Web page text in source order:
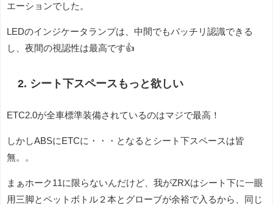
エーションでした。
LEDのインジケータランプは、中間でもバッチリ認識できる
し、夜間の視認性は最高です👍
2. シート下スペースもっと欲しい
ETC2.0が全車標準装備されているのはマジで最高！
しかしABSにETCに・・・となるとシート下スペースは皆
無。。
まぁホーク11に限らないんだけど、我がZRXはシート下に一眼
用三脚とペットボトル２本とグローブが余裕で入るから、同じ